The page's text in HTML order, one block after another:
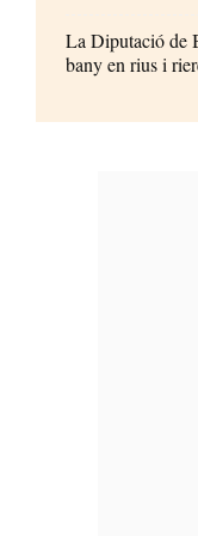
La Diputació de
bany en rius i